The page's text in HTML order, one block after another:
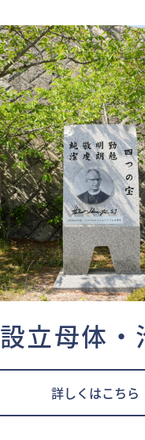
設立母体・
詳しくはこちら